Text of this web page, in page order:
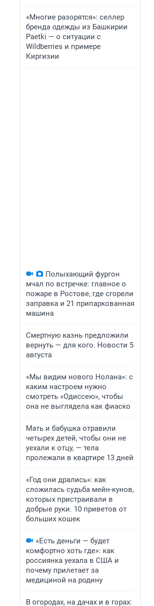
«Многие разорятся»: селлер
бренда одежды из Башкирии
Paetki — о ситуации с
Wildberries и примере
Киргизии
Полыхающий фургон
мчал по встречке: главное о
пожаре в Ростове, где сгорели
заправка и 21 припаркованная
машина
Смертную казнь предложили
вернуть — для кого. Новости 5
августа
«Мы видим нового Нолана»: с
каким настроем нужно
смотреть «Одиссею», чтобы
она не выглядела как фиаско
Мать и бабушка отравили
четырех детей, чтобы они не
уехали к отцу, — тела
пролежали в квартире 13 дней
«Год они дрались»: как
сложилась судьба мейн-кунов,
которых пристраивали в
добрые руки. 10 приветов от
больших кошек
«Есть деньги — будет
комфортно хоть где»: как
россиянка уехала в США и
почему прилетает за
медициной на родину
В огородах, на дачах и в горах: